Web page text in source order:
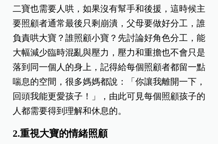
二寶也需要人哄，如果沒有幫手和後援，這時候主
要照顧者通常最後只剩崩潰，父母要做好分工，誰
負責哄大寶？誰照顧小寶？先討論好角色分工，能
大幅減少臨時混亂與壓力，壓力和重擔也不會只是
落到同一個人的身上，記得給每個照顧者都留一點
喘息的空間，很多媽媽都說：「你讓我離開一下，
回頭我能更愛孩子！」，由此可見每個照顧孩子的
人都需要得到理解和休息的。
2.重視大寶的情緒照顧